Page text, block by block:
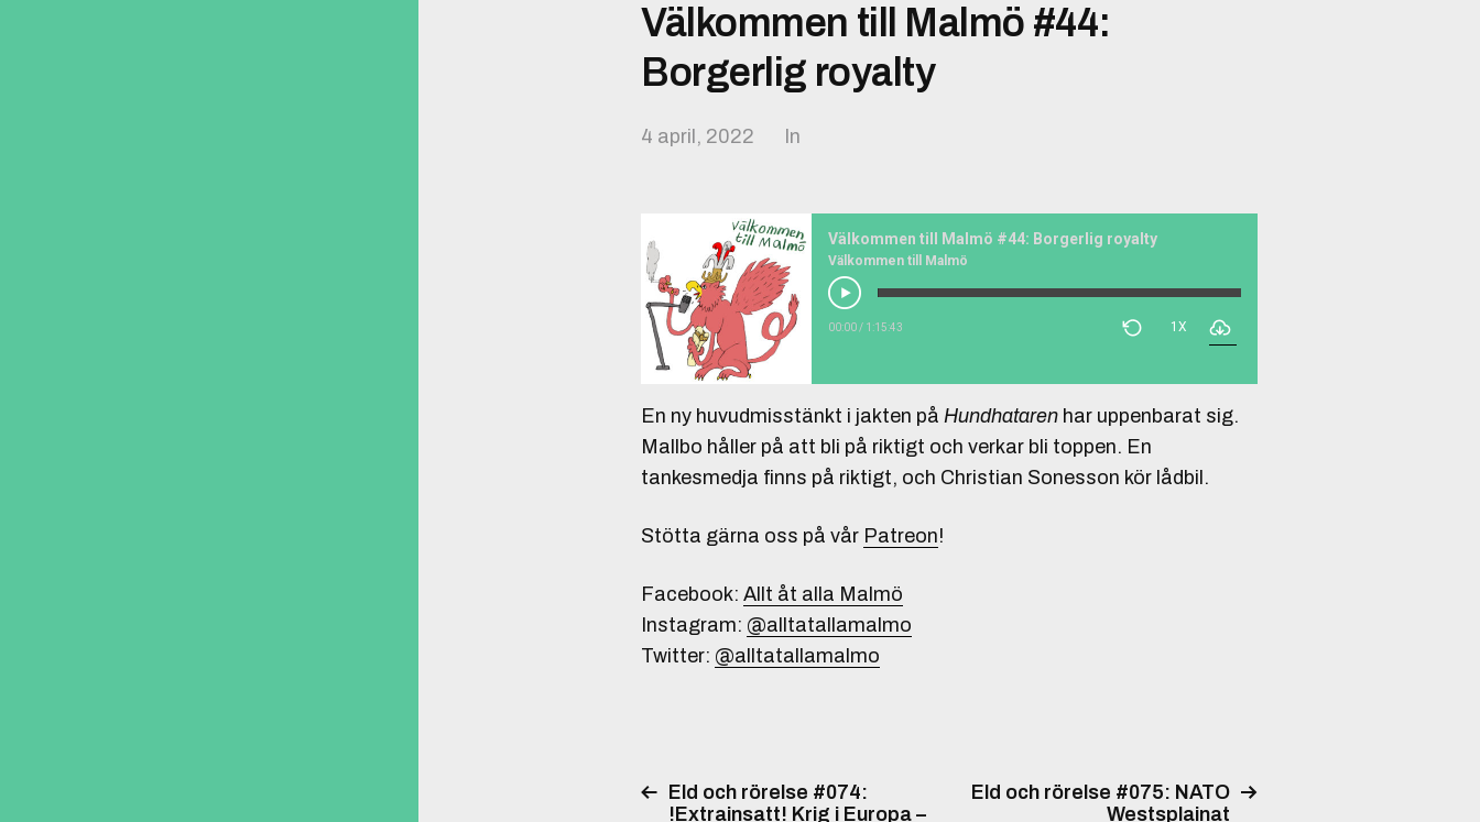
Välkommen till Malmö #44:
Borgerlig royalty
4 april, 2022 In
Välkommen till Malmö #44: Borgerlig royalty
Välkommen till Malmö
00:00/ 1:15:43 1X
En ny huvudmisstänkt i jakten på Hundhataren har uppenbarat sig.
Mallbo håller på att bli på riktigt och verkar bli toppen. En
tankesmedja finns på riktigt, och Christian Sonesson kör lådbil.
Stötta gärna oss på vår Patreon!
Facebook: Allt åt alla Malmö
Instagram: @alltatallamalmo
Twitter: @alltatallamalmo
Eld och rörelse #074:
!Extrainsatt! Krig i Europa –
Eld och rörelse #075: NATO
Westsplainat